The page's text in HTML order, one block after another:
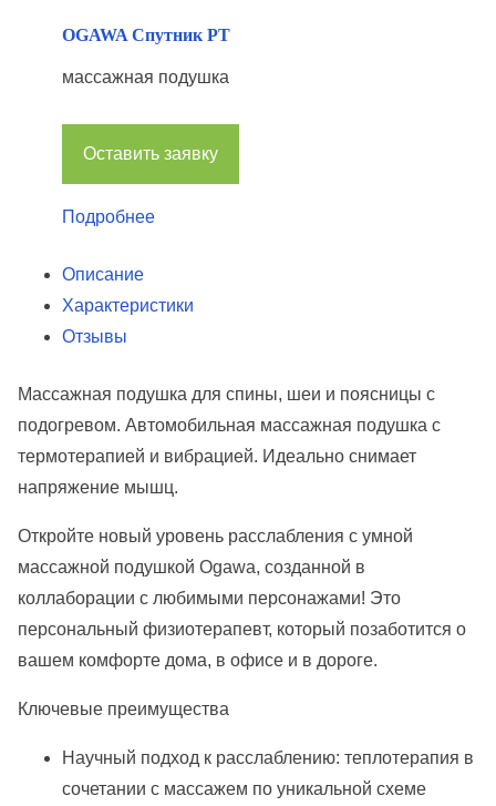
OGAWA Спутник РТ
массажная подушка
Оставить заявку
Подробнее
Описание
Характеристики
Отзывы
Массажная подушка для спины, шеи и поясницы с
подогревом. Автомобильная массажная подушка с
термотерапией и вибрацией. Идеально снимает
напряжение мышц.
Откройте новый уровень расслабления с умной
массажной подушкой Ogawa, созданной в
коллаборации с любимыми персонажами! Это
персональный физиотерапевт, который позаботится о
вашем комфорте дома, в офисе и в дороге.
Ключевые преимущества
Научный подход к расслаблению: теплотерапия в
сочетании с массажем по уникальной схеме